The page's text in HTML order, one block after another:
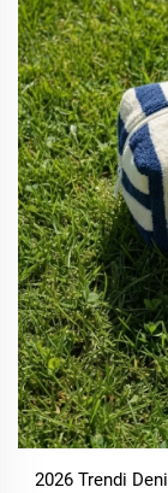
2026 Trendi